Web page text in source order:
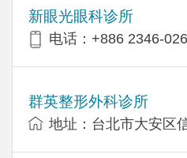
新眼光眼科诊所
电话：+886 2346-
群英整形外科诊所
地址：台北市大安区